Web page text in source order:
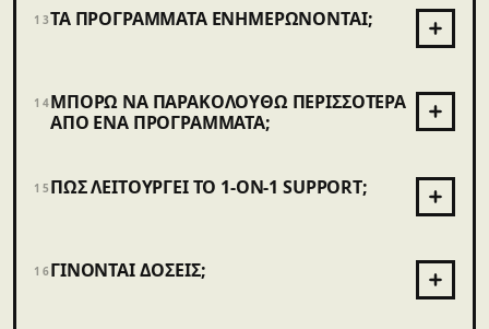
13ΤΑ ΠΡΟΓΡΆΜΜΑΤΑ ΕΝΗΜΕΡΏΝΟΝΤΑΙ;
14ΜΠΟΡΏ ΝΑ ΠΑΡΑΚΟΛΟΥΘΏ ΠΕΡΙΣΣΌΤΕΡΑ
ΑΠΌ ΈΝΑ ΠΡΟΓΡΆΜΜΑΤΑ;
15 ΠΏΣ ΛΕΙΤΟΥΡΓΕΊ ΤΟ 1-ON-1 SUPPORT;
16ΓΊΝΟΝΤΑΙ ΔΌΣΕΙΣ;